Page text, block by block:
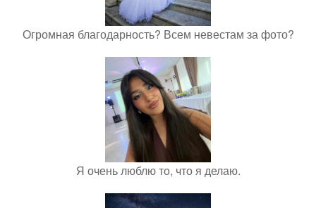
Огромная благодарность? Всем невестам за фото?
Я очень люблю то, что я делаю.